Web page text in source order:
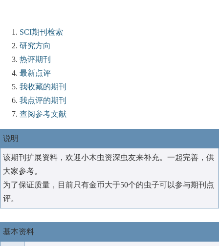
SCI期刊检索
研究方向
热评期刊
最新点评
我收藏的期刊
我点评的期刊
查阅参考文献
说明
该期刊扩展资料，欢迎小木虫资深虫友来补充。一起完善，供
大家参考。
为了保证质量，目前只有金币大于50个的虫子可以参与期刊点
评。
基本资料